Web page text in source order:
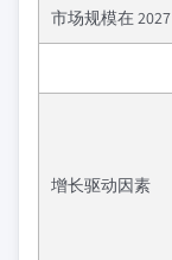
市场规模在 2027
增长驱动因素